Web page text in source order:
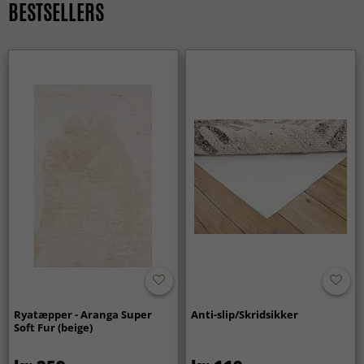
Ja, et rundt tæppe er perfekt til at skabe et naturligt
midtpunkt — for eksempel under et sofabord eller i en
BESTSELLERS
Ryatæpper - Aranga Super
Soft Fur (beige)
Anti-slip/Skridsikker